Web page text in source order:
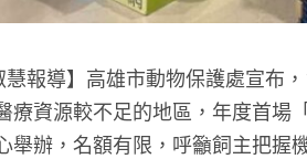
慧報導】高雄市動物保護處宣布
療資源較不足的地區，年度首場
舉辦，名額有限，呼籲飼主把握